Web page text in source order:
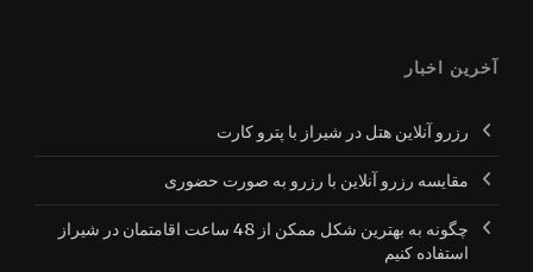
آخرین اخبار
رزرو آنلاین هتل در شیراز با پترو کارت
مقایسه رزرو آنلاین با رزرو به صورت حضوری
چگونه به بهترین شکل ممکن از 48 ساعت اقامتمان در شیراز
استفاده کنیم